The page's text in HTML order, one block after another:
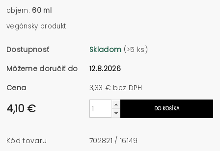
objem: 60 ml
vegánsky produkt
Dostupnosť Skladom (>5 ks)
Môžeme doručiť do
12.8.2026
Cena
3,33 € bez DPH
4,10 €
Kód tovaru
702821 / 16149